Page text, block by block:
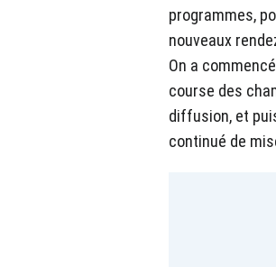
programmes,
nouveaux
On a
course des
diffusion, et
continué de